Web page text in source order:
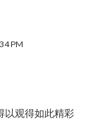
PM
以观得如此精彩